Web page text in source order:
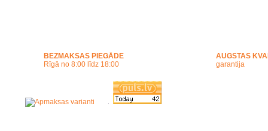
BEZMAKSAS PIEGĀDE
Rīgā no 8:00 līdz 18:00
AUGSTAS
garantija